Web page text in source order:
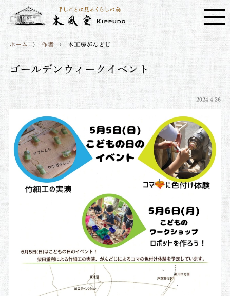
ホーム 作者 木工房がんどじ
ゴールデンウィークイベント
2024.4.26